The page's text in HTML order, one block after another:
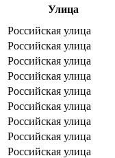
Улица
Российская улица
Российская улица
Российская улица
Российская улица
Российская улица
Российская улица
Российская улица
Российская улица
Российская улица